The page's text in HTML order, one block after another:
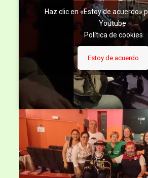
Haz clic en «Estoy de acuerdo»
Youtube
Política de cookies
Estoy de acuerdo